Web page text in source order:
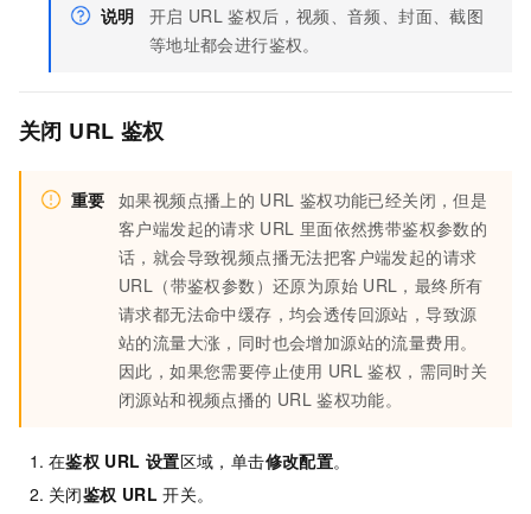
说明 开启 URL 鉴权后，视频、音频、封面、截图
等地址都会进行鉴权。
关闭 URL 鉴权
重要 如果视频点播上的 URL 鉴权功能已经关闭，但是
客户端发起的请求 URL 里面依然携带鉴权参数的
话，就会导致视频点播无法把客户端发起的请求
URL（带鉴权参数）还原为原始 URL，最终所有
请求都无法命中缓存，均会透传回源站，导致源
站的流量大涨，同时也会增加源站的流量费用。
因此，如果您需要停止使用 URL 鉴权，需同时关
闭源站和视频点播的 URL 鉴权功能。
在鉴权 URL 设置区域，单击修改配置。
关闭鉴权 URL 开关。